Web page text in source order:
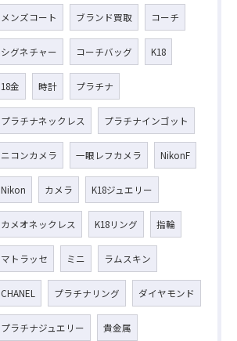
メンズコート ブランド買取 コーチ
シグネチャー コーチバッグ K18
18金 時計 プラチナ
プラチナネックレス プラチナインゴット
ニコンカメラ 一眼レフカメラ NikonF
Nikon カメラ K18ジュエリー
カメオネックレス K18リング 指輪
マトラッセ ミニ ラムスキン
CHANEL プラチナリング ダイヤモンド
プラチナジュエリー 貴金属